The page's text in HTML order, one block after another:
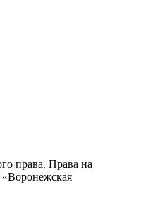
права. Права на
«Воронежская